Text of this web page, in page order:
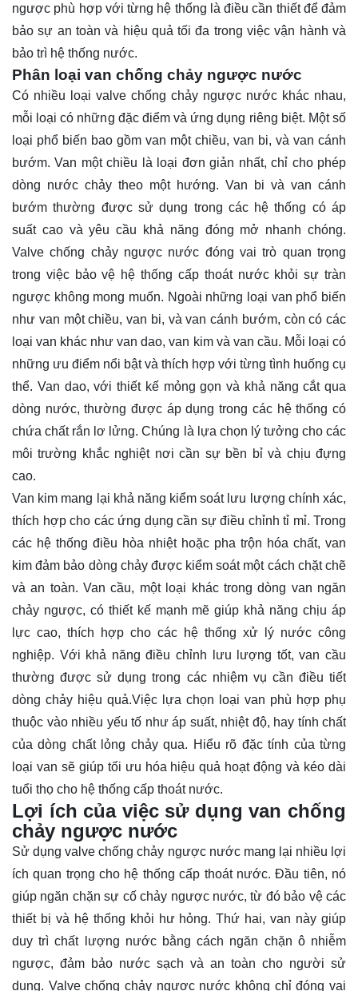
ngược phù hợp với từng hệ thống là điều cần thiết để đảm
bảo sự an toàn và hiệu quả tối đa trong việc vận hành và
bảo trì hệ thống nước.
Phân loại van chống chảy ngược nước
Có nhiều loại valve chống chảy ngược nước khác nhau,
mỗi loại có những đặc điểm và ứng dụng riêng biệt. Một số
loại phổ biến bao gồm van một chiều, van bi, và van cánh
bướm. Van một chiều là loại đơn giản nhất, chỉ cho phép
dòng nước chảy theo một hướng. Van bi và van cánh
bướm thường được sử dụng trong các hệ thống có áp
suất cao và yêu cầu khả năng đóng mở nhanh chóng.
Valve chống chảy ngược nước đóng vai trò quan trọng
trong việc bảo vệ hệ thống cấp thoát nước khỏi sự tràn
ngược không mong muốn. Ngoài những loại van phổ biến
như van một chiều, van bi, và van cánh bướm, còn có các
loại van khác như van dao, van kim và van cầu. Mỗi loại có
những ưu điểm nổi bật và thích hợp với từng tình huống cụ
thể. Van dao, với thiết kế mỏng gọn và khả năng cắt qua
dòng nước, thường được áp dụng trong các hệ thống có
chứa chất rắn lơ lửng. Chúng là lựa chọn lý tưởng cho các
môi trường khắc nghiệt nơi cần sự bền bỉ và chịu đựng
cao.
Van kim mang lại khả năng kiểm soát lưu lượng chính xác,
thích hợp cho các ứng dụng cần sự điều chỉnh tỉ mỉ. Trong
các hệ thống điều hòa nhiệt hoặc pha trộn hóa chất, van
kim đảm bảo dòng chảy được kiểm soát một cách chặt chẽ
và an toàn. Van cầu, một loại khác trong dòng van ngăn
chảy ngược, có thiết kế mạnh mẽ giúp khả năng chịu áp
lực cao, thích hợp cho các hệ thống xử lý nước công
nghiệp. Với khả năng điều chỉnh lưu lượng tốt, van cầu
thường được sử dụng trong các nhiệm vụ cần điều tiết
dòng chảy hiệu quả.Việc lựa chọn loại van phù hợp phụ
thuộc vào nhiều yếu tố như áp suất, nhiệt độ, hay tính chất
của dòng chất lỏng chảy qua. Hiểu rõ đặc tính của từng
loại van sẽ giúp tối ưu hóa hiệu quả hoạt động và kéo dài
tuổi thọ cho hệ thống cấp thoát nước.
Lợi ích của việc sử dụng van chống
chảy ngược nước
Sử dụng valve chống chảy ngược nước mang lại nhiều lợi
ích quan trọng cho hệ thống cấp thoát nước. Đầu tiên, nó
giúp ngăn chặn sự cố chảy ngược nước, từ đó bảo vệ các
thiết bị và hệ thống khỏi hư hỏng. Thứ hai, van này giúp
duy trì chất lượng nước bằng cách ngăn chặn ô nhiễm
ngược, đảm bảo nước sạch và an toàn cho người sử
dụng. Valve chống chảy ngược nước không chỉ đóng vai